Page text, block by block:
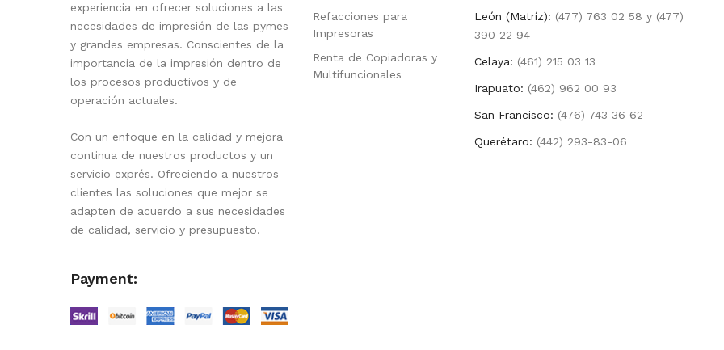
experiencia en ofrecer soluciones a las
necesidades de impresión de las pymes
y grandes empresas. Conscientes de la
importancia de la impresión dentro de
los procesos productivos y de
operación actuales.
Con un enfoque en la calidad y mejora
continua de nuestros productos y un
servicio exprés. Ofreciendo a nuestros
clientes las soluciones que mejor se
adapten de acuerdo a sus necesidades
de calidad, servicio y presupuesto.
Payment:
Refacciones para
Impresoras
Renta de Copiadoras y
Multifuncionales
León (Matríz): (477) 763 02 58 y (477)
390 22 94
Celaya: (461) 215 03 13
Irapuato: (462) 962 00 93
San Francisco: (476) 743 36 62
Querétaro: (442) 293-83-06